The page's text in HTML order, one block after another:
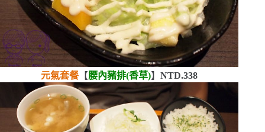
元氣套餐【腰內豬排(香草)】NTD.338